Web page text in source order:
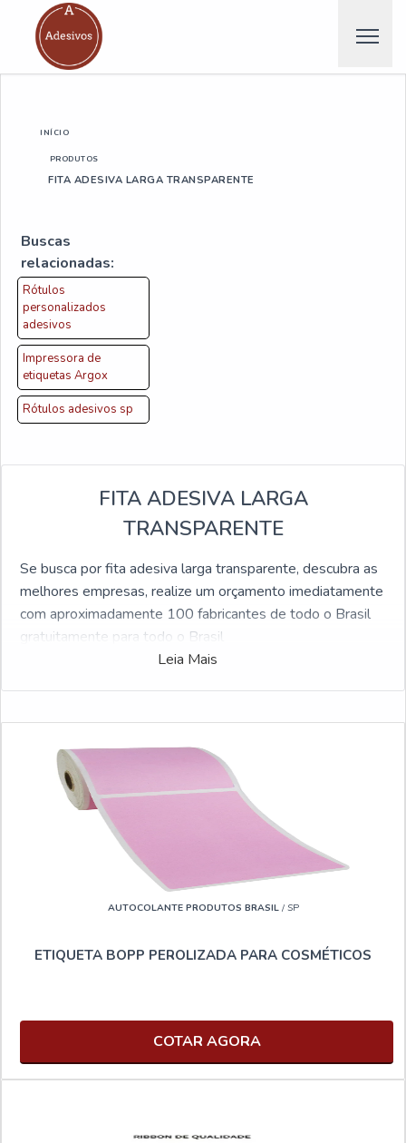
INÍCIO
PRODUTOS
FITA ADESIVA LARGA TRANSPARENTE
Buscas
relacionadas:
Rótulos
personalizados
adesivos
Impressora de
etiquetas Argox
Rótulos adesivos sp
FITA ADESIVA LARGA
TRANSPARENTE
Se busca por fita adesiva larga transparente, descubra as
melhores empresas, realize um orçamento imediatamente
com aproximadamente 100 fabricantes de todo o Brasil
gratuitamente para todo o Brasil
Leia Mais
AUTOCOLANTE PRODUTOS BRASIL/ SP
ETIQUETA BOPP PEROLIZADA PARA COSMÉTICOS
COTAR AGORA